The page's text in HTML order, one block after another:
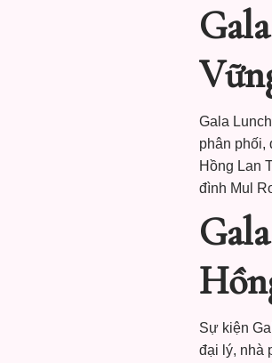
Gala
phân phối,
Hồng Lan
đình Mul
Sự kiện
đại lý, nhà